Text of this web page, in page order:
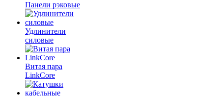
Панели рэковые
Удлинители
силовые
Витая пара
LinkCore